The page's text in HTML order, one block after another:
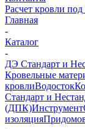
Расчет кровли
Главная
-
Каталог
-
ДЭ Стандарт и
Кровельные
кровлиВодосток
Стандарт и
(ДПК)Инструмент
изоляция